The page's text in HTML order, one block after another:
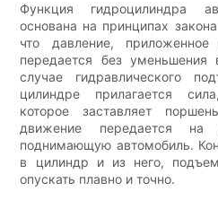
Функция гидроцилиндра
основана на принципах
что давление,
передается без уменьшения
случае гидравлического
цилиндре прилагается
которое заставляет
движение передается на
поднимающую автомобиль.
в цилиндр и из него,
опускать плавно и точно.